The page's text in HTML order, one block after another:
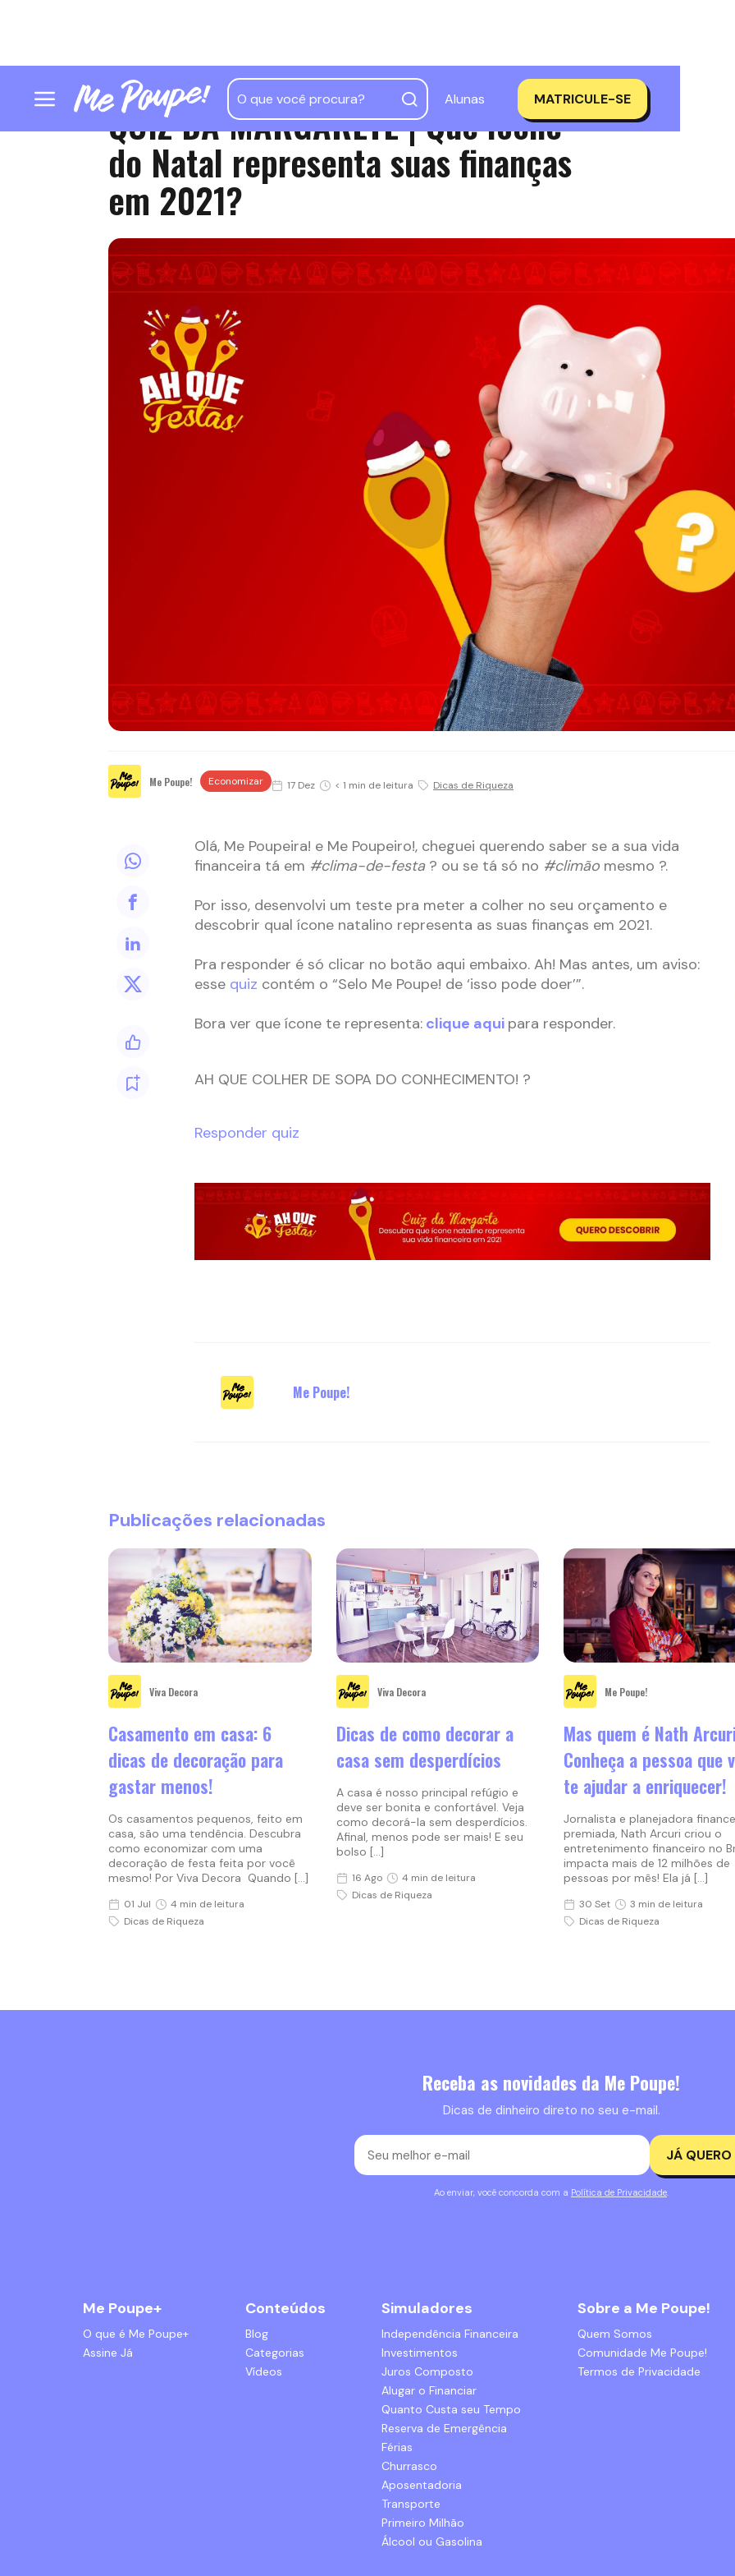
Alunas MATRICULE-SE
QUIZ DA MARGARETE | Que ícone
do Natal representa suas finanças
em 2021?
Me Poupe! Economizar 17 Dez < 1 min de leitura Dicas de Riqueza
Olá, Me Poupeira! e Me Poupeiro!, cheguei querendo saber se a sua vida
financeira tá em #clima-de-festa? ou se tá só no #climãomesmo ?.
Por isso, desenvolvi um teste pra meter a colher no seu orçamento e
descobrir qual ícone natalino representa as suas finanças em 2021.
Pra responder é só clicar no botão aqui embaixo. Ah! Mas antes, um aviso:
esse quiz contém o “Selo Me Poupe! de ‘isso pode doer’”.
Bora ver que ícone te representa:clique aqui para responder.
AH QUE COLHER DE SOPA DO CONHECIMENTO! ?
Responder quiz
Me Poupe!
Publicações relacionadas
Viva Decora
Casamento em casa: 6
dicas de decoração para
gastar menos!
Os casamentos pequenos, feito em
casa, são uma tendência. Descubra
como economizar com uma
decoração de festa feita por você
mesmo! Por Viva Decora Quando […]
01 Jul
4 min de leitura
Dicas de Riqueza
Viva Decora
Dicas de como decorar a
casa sem desperdícios
A casa é nosso principal refúgio e
deve ser bonita e confortável. Veja
como decorá-la sem desperdícios.
Afinal, menos pode ser mais! E seu
bolso […]
16 Ago
4 min de leitura
Dicas de Riqueza
Me Poupe!
Mas quem é Nath
Conheça a pessoa que
te ajudar a enriquecer!
Jornalista e planejadora
premiada, Nath Arcuri criou o
entretenimento financeiro no
impacta mais de 12 milhões de
pessoas por mês! Ela já […]
30 Set
3 min de leitura
Dicas de Riqueza
Receba as novidades da Me Poupe!
Dicas de dinheiro direto no seu e-mail.
JÁ QUERO
Ao enviar, você concorda com a Política de Privacidade.
Me Poupe+
O que é Me Poupe+
Assine Já
Conteúdos
Blog
Categorias
Vídeos
Simuladores
Independência Financeira
Investimentos
Juros Composto
Alugar o Financiar
Quanto Custa seu Tempo
Reserva de Emergência
Férias
Churrasco
Aposentadoria
Transporte
Primeiro Milhão
Álcool ou Gasolina
Sobre a Me Poupe!
Quem Somos
Comunidade Me Poupe!
Termos de Privacidade